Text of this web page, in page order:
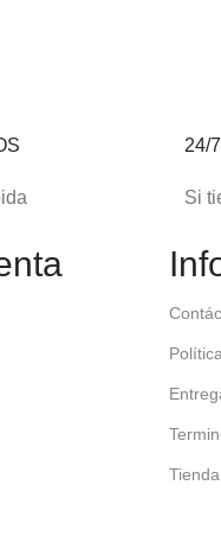
24/
Si
Tienda